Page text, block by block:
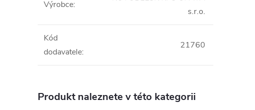
Výrobce:
s.r.o.
Kód
dodavatele:
21760
Produkt naleznete v této kategorii